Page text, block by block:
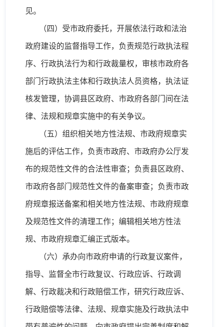
见。
（四）受市政府委托，开展依法行政和法治
政府建设的监督指导工作，负责规范行政执法程
序、行政执法行为和行政裁量权，审核市政府各
部门行政执法主体和行政执法人员资格，执法证
核发管理，协调县区政府、市政府各部门间在法
律、法规和规章实施中的有关争议。
（五）组织相关地方性法规、市政府规章实
施后的评估工作，负责市政府、市政府办公厅发
布的规范性文件的合法性审查；负责县区政府、
市政府各部门规范性文件的备案审查；负责市政
府规章报送备案和相关地方性法规、市政府规章
及规范性文件的清理工作；编辑相关地方性法
规、市政府规章汇编正式版本。
（六）承办向市政府申请的行政复议案件，
指导、监督全市行政复议、行政应诉、行政调
解、行政裁决和行政赔偿工作，研究行政应诉、
行政赔偿等法律、法规、规章实施及行政执法中